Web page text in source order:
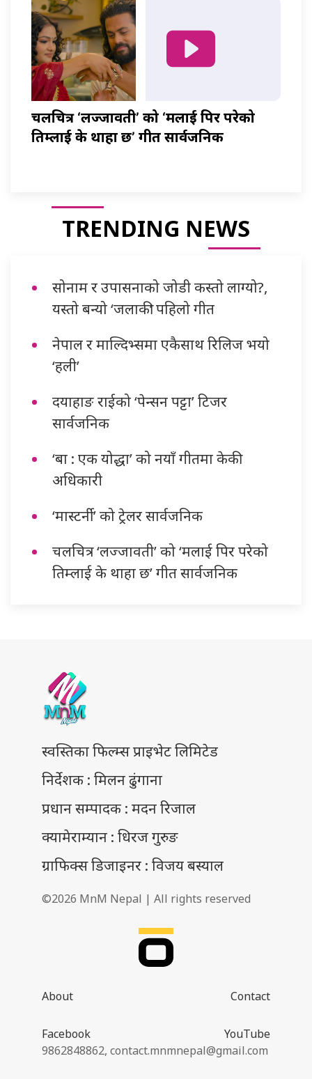
चलचित्र ‘लज्जावती’ को ‘मलाई पिर परेको
तिम्लाई के थाहा छ’ गीत सार्वजनिक
TRENDING NEWS
सोनाम र उपासनाको जोडी कस्तो लाग्यो?,
यस्तो बन्यो ‘जलाकी’ पहिलो गीत
नेपाल र माल्दिभ्समा एकैसाथ रिलिज भयो
‘हली’
दयाहाङ राईको ‘पेन्सन पट्टा’ टिजर
सार्वजनिक
‘बा : एक योद्धा’ को नयाँ गीतमा केकी
अधिकारी
‘मास्टर्नी’ को ट्रेलर सार्वजनिक
चलचित्र ‘लज्जावती’ को ‘मलाई पिर परेको
तिम्लाई के थाहा छ’ गीत सार्वजनिक
स्वस्तिका फिल्म्स प्राइभेट लिमिटेड
निर्देशक : मिलन ढुंगाना
प्रधान सम्पादक : मदन रिजाल
क्यामेराम्यान : धिरज गुरुङ
ग्राफिक्स डिजाइनर : विजय बस्याल
©2026 MnM Nepal | All rights reserved
About Contact
Facebook
YouTube
9862848862, contact.mnmnepal@gmail.com